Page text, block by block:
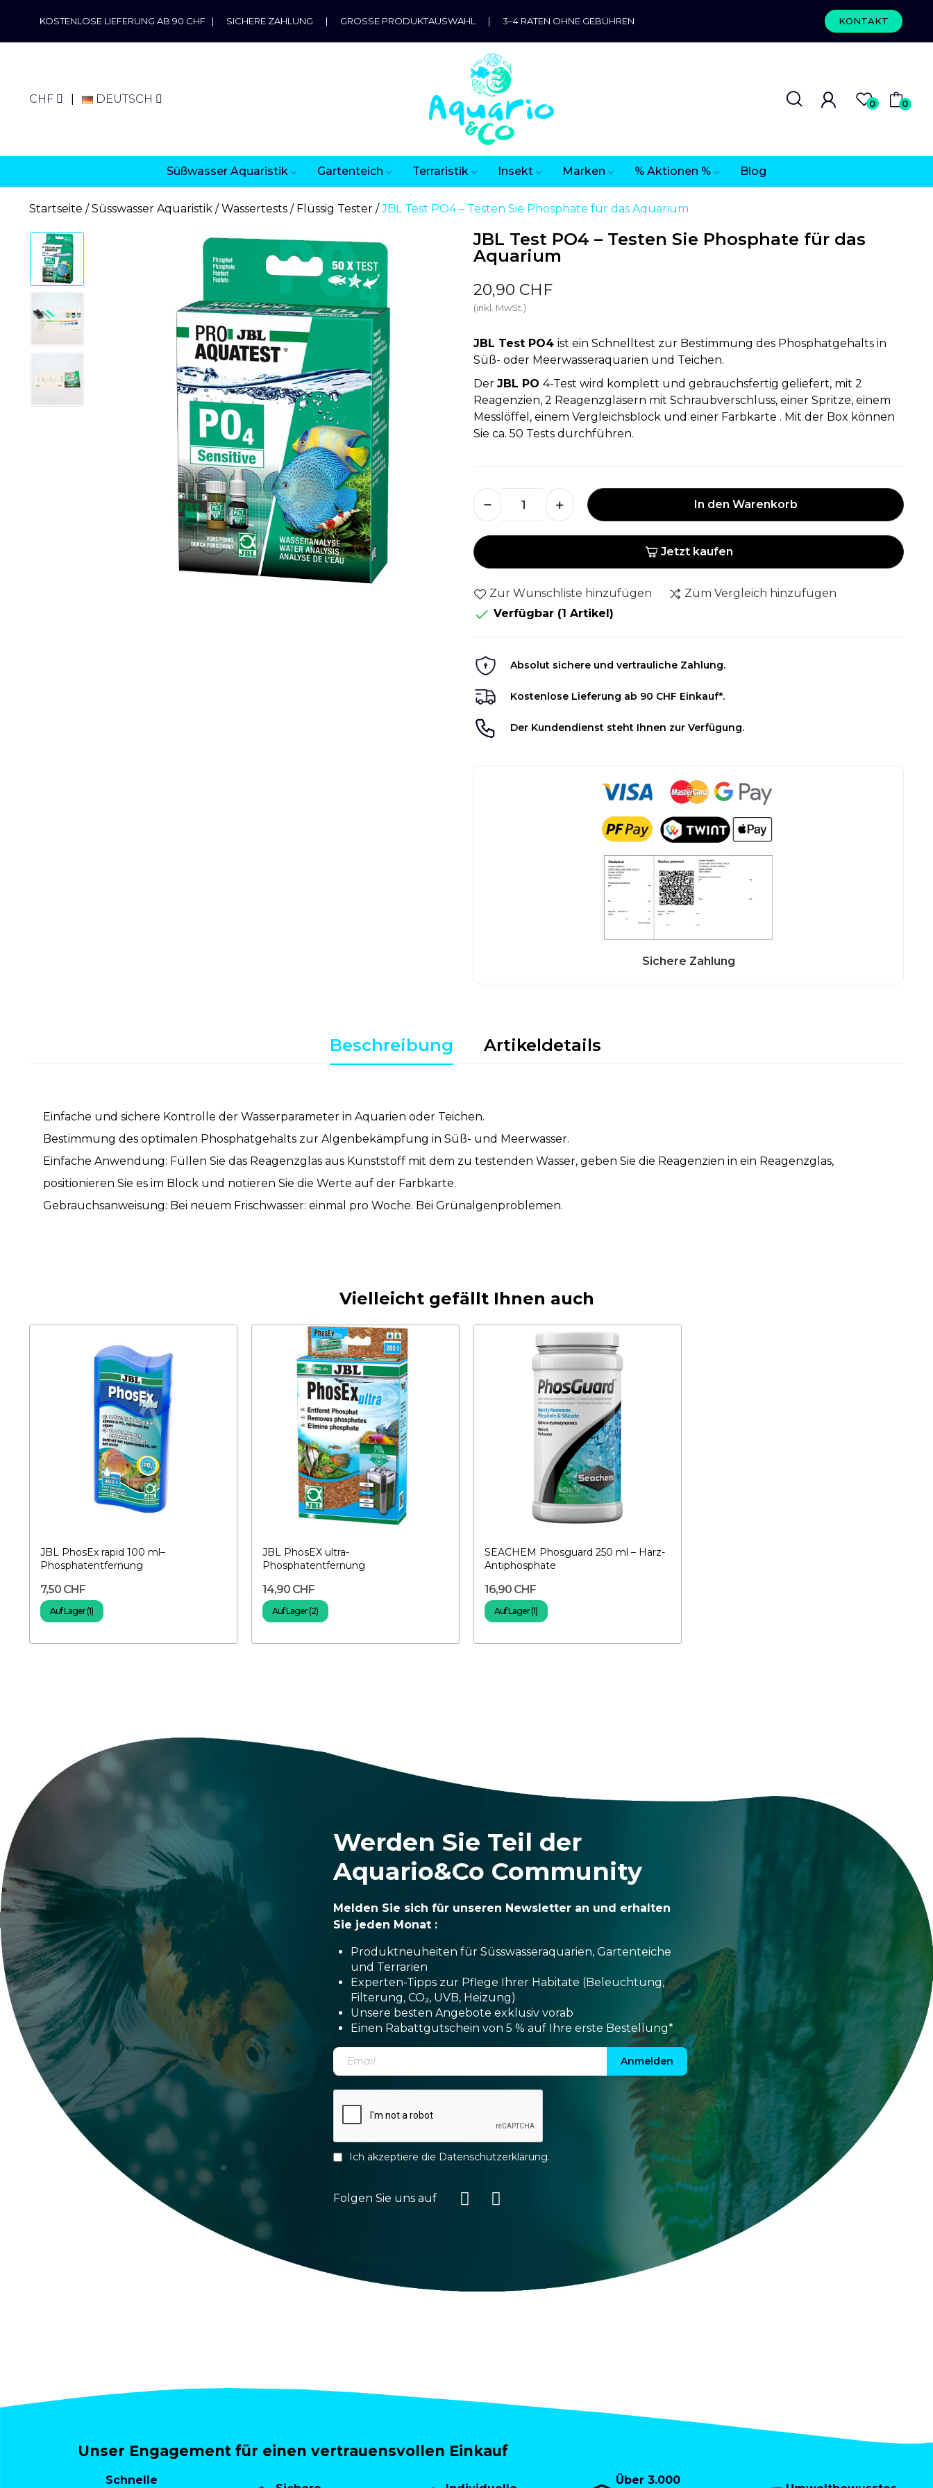
KOSTENLOSE LIEFERUNG AB 90 CHF | SICHERE ZAHLUNG | GROSSE PRODUKTAUSWAHL | 3–4 RATEN OHNE GEBÜHREN KONTAKT
CHF DEUTSCH 0 0
Süßwasser Aquaristik Gartenteich Terraristik Insekt Marken % Aktionen % Blog
Startseite Süsswasser Aquaristik Wassertests Flüssig Tester JBL Test PO4 – Testen Sie Phosphate für das Aquarium
JBL Test PO4 – Testen Sie Phosphate für das
Aquarium
20,90 CHF
(inkl. MwSt.)
JBL Test PO4 ist ein Schnelltest zur Bestimmung des Phosphatgehalts in
Süß- oder Meerwasseraquarien und Teichen.
Der JBL PO 4-Test wird komplett und gebrauchsfertig geliefert, mit 2
Reagenzien, 2 Reagenzgläsern mit Schraubverschluss, einer Spritze, einem
Messlöffel, einem Vergleichsblock und einer Farbkarte . Mit der Box können
Sie ca. 50 Tests durchführen.
In den Warenkorb
Jetzt kaufen
Zur Wunschliste hinzufügen Zum Vergleich hinzufügen
 Verfügbar (1 Artikel)
Absolut sichere und vertrauliche Zahlung.
Kostenlose Lieferung ab 90 CHF Einkauf*.
Der Kundendienst steht Ihnen zur Verfügung.
Beschreibung Artikeldetails
Einfache und sichere Kontrolle der Wasserparameter in Aquarien oder Teichen.
Bestimmung des optimalen Phosphatgehalts zur Algenbekämpfung in Süß- und Meerwasser.
Einfache Anwendung: Füllen Sie das Reagenzglas aus Kunststoff mit dem zu testenden Wasser, geben Sie die Reagenzien in ein Reagenzglas,
positionieren Sie es im Block und notieren Sie die Werte auf der Farbkarte.
Gebrauchsanweisung: Bei neuem Frischwasser: einmal pro Woche. Bei Grünalgenproblemen.
Vielleicht gefällt Ihnen auch
JBL PhosEx rapid 100 ml–
Phosphatentfernung
7,50 CHF
Auf Lager (1)
JBL PhosEX ultra-
Phosphatentfernung
14,90 CHF
Auf Lager (2)
SEACHEM Phosguard 250 ml – Harz-
Antiphosphate
16,90 CHF
Auf Lager (1)
Werden Sie Teil der
Aquario&Co Community
Melden Sie sich für unseren Newsletter an und erhalten
Sie jeden Monat :
Produktneuheiten für Süsswasseraquarien, Gartenteiche
und Terrarien
Experten-Tipps zur Pflege Ihrer Habitate (Beleuchtung,
Filterung, CO₂, UVB, Heizung)
Unsere besten Angebote exklusiv vorab
Einen Rabattgutschein von 5 % auf Ihre erste Bestellung*
Anmelden
Ich akzeptiere die Datenschutzerklärung.
Folgen Sie uns auf
Unser Engagement für einen vertrauensvollen Einkauf
Schnelle Über 3.000